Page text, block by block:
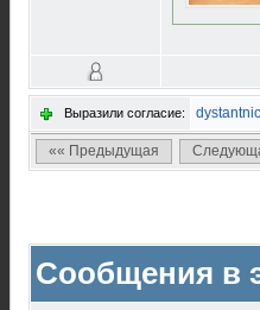
Выразили согласие: dystantnic
«« Предыдущая
Сообщения в